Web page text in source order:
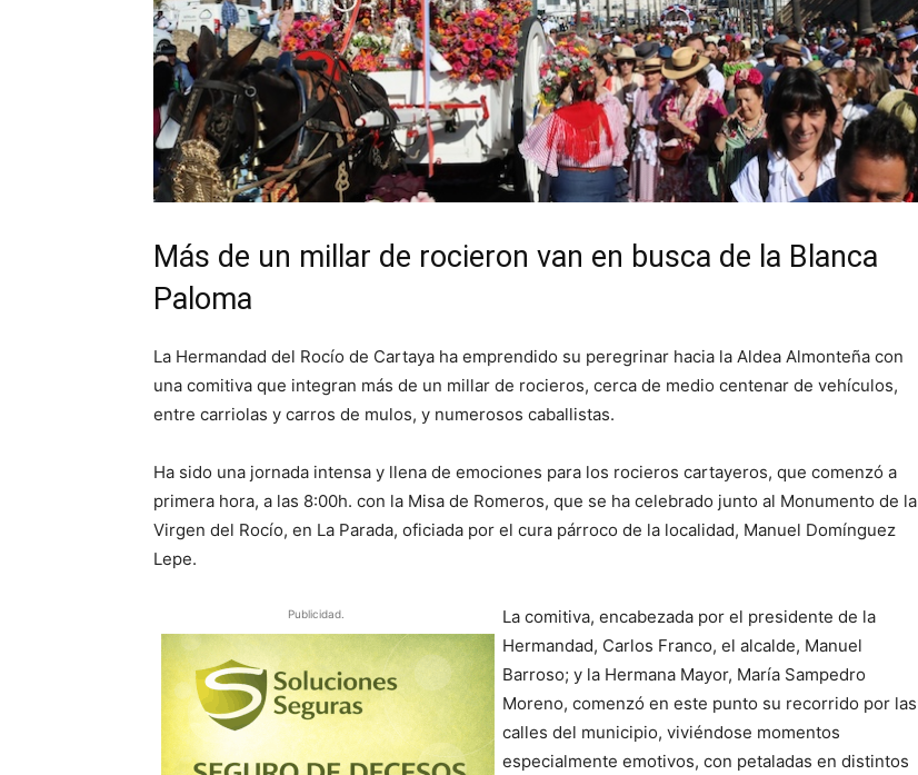
Más de un millar de rocieron van en busca de la Blanca
Paloma
La Hermandad del Rocío de Cartaya ha emprendido su peregrinar hacia la Aldea Almonteña con
una comitiva que integran más de un millar de rocieros, cerca de medio centenar de vehículos,
entre carriolas y carros de mulos, y numerosos caballistas.
Ha sido una jornada intensa y llena de emociones para los rocieros cartayeros, que comenzó a
primera hora, a las 8:00h. con la Misa de Romeros, que se ha celebrado junto al Monumento de la
Virgen del Rocío, en La Parada, oficiada por el cura párroco de la localidad, Manuel Domínguez
Lepe.
Publicidad.
La comitiva, encabezada por el presidente de la
Hermandad, Carlos Franco, el alcalde, Manuel
Barroso; y la Hermana Mayor, María Sampedro
Moreno, comenzó en este punto su recorrido por las
calles del municipio, viviéndose momentos
especialmente emotivos, con petaladas en distintos